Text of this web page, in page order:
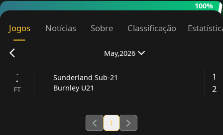
100%
Jogos Notícias Sobre Classificação
May,2026
-
-
FT
Sunderland Sub-21
Burnley U21
1
2
1